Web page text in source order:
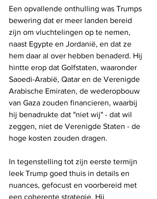
Een opvallende onthulling was Trumps
bewering dat er meer landen bereid
zijn om vluchtelingen op te nemen,
naast Egypte en Jordanië, en dat ze
hem daar al over hebben benaderd. Hij
hintte erop dat Golfstaten, waaronder
Saoedi-Arabië, Qatar en de Verenigde
Arabische Emiraten, de wederopbouw
van Gaza zouden financieren, waarbij
hij benadrukte dat "niet wij" - dat wil
zeggen, niet de Verenigde Staten - de
hoge kosten zouden dragen.
In tegenstelling tot zijn eerste termijn
leek Trump goed thuis in details en
nuances, gefocust en voorbereid met
een coherente strategie. Hij